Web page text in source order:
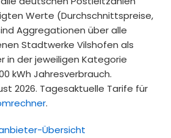
Werte (Durchschnittspreise,
Aggregationen über alle
Stadtwerke Vilshofen als
in der jeweiligen Kategorie
kWh Jahresverbrauch.
2026. Tagesaktuelle Tarife für
.
Übersicht